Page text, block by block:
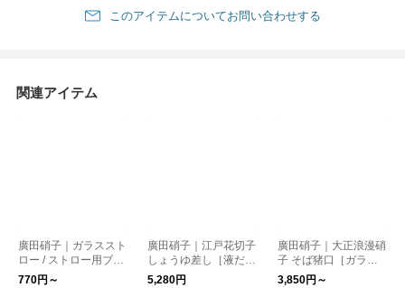
このアイテムについてお問い合わせする
関連アイテム
廣田硝子｜ガラススト
ロー / ストロー用ブラ
シ［エコ・洗える・マ
イストロー］
770円～
廣田硝子｜江戸花切子
しょうゆ差し［液だれ
しない・ガラス製・日
本製］
5,280円
廣田硝子｜大正浪漫硝
子 そば猪口［ガラス
製・マルチグラス・日
本製］
3,850円～